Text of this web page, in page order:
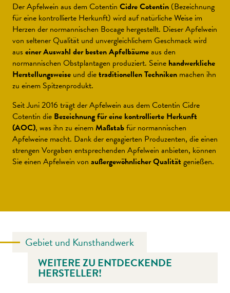
Der Apfelwein aus dem Cotentin Cidre Cotentin (Bezeichnung
für eine kontrollierte Herkunft) wird auf natürliche Weise im
Herzen der normannischen Bocage hergestellt. Dieser Apfelwein
von seltener Qualität und unvergleichlichem Geschmack wird
aus einer Auswahl der besten Apfelbäumeaus den
normannischen Obstplantagen produziert. Seine handwerkliche
Herstellungsweise und dietraditionellen Techniken machen ihn
zu einem Spitzenprodukt.
Seit Juni 2016 trägt der Apfelwein aus dem Cotentin Cidre
Cotentin die Bezeichnung für eine kontrollierte Herkunft
(AOC), was ihn zu einemMaßstabfür normannischen
Apfelweine macht. Dank der engagierten Produzenten, die einen
strengen Vorgaben entsprechenden Apfelwein anbieten, können
Sie einen Apfelwein von außergewöhnlicher Qualität genießen.
Gebiet und Kunsthandwerk
WEITERE ZU ENTDECKENDE
HERSTELLER!